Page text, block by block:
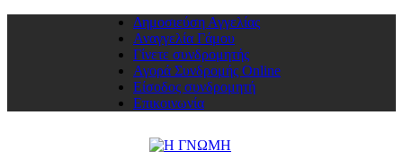
Δημοσιεύση Αγγελίας
Αναγγελία Γάμου
Γίνετε συνδρομητής
Αγορά Συνδρομής Online
Είσοδος συνδρομητή
Επικοινωνία